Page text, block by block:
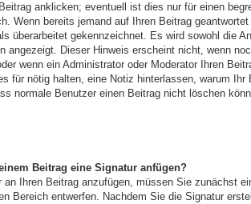
anklicken; eventuell ist dies nur für einen
Wenn bereits jemand auf Ihren Beitrag
überarbeitet gekennzeichnet. Es wird sowohl die
angezeigt. Dieser Hinweis erscheint nicht, wenn
wenn ein Administrator oder Moderator Ihren
für nötig halten, eine Notiz hinterlassen, warum Ihr
normale Benutzer einen Beitrag nicht löschen
Beitrag eine Signatur anfügen?
an Ihren Beitrag anzufügen, müssen Sie zunächst
Bereich entwerfen. Nachdem Sie die Signatur